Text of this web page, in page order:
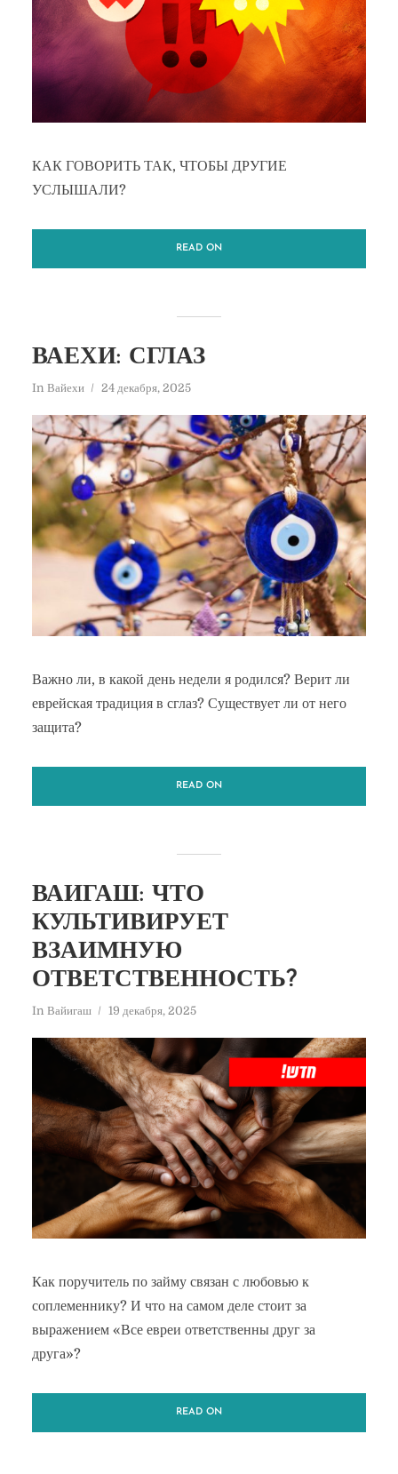
КАК ГОВОРИТЬ ТАК, ЧТОБЫ ДРУГИЕ
УСЛЫШАЛИ?
READ ON
ВАЕХИ: СГЛАЗ
In Вайехи 24 декабря, 2025
Важно ли, в какой день недели я родился? Верит ли
еврейская традиция в сглаз? Существует ли от него
защита?
READ ON
ВАИГАШ: ЧТО
КУЛЬТИВИРУЕТ
ВЗАИМНУЮ
ОТВЕТСТВЕННОСТЬ?
In Вайигаш 19 декабря, 2025
Как поручитель по займу связан с любовью к
соплеменнику? И что на самом деле стоит за
выражением «Все евреи ответственны друг за
друга»?
READ ON